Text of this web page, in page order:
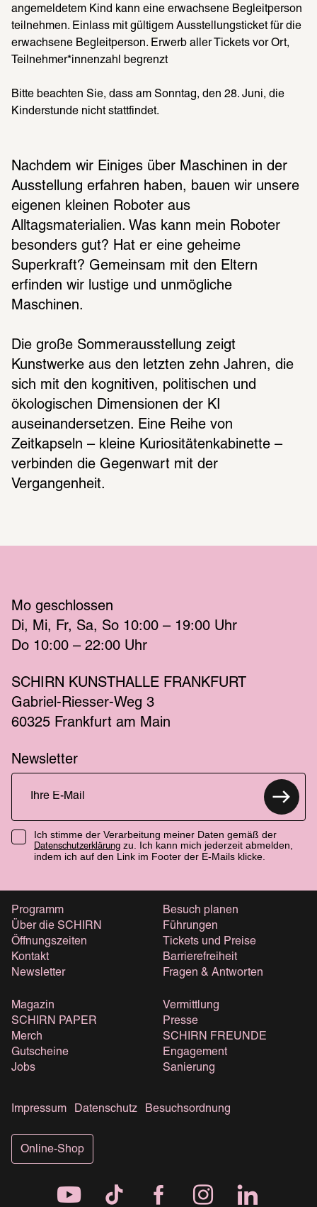
angemeldetem Kind kann eine erwachsene Begleitperson
teilnehmen. Einlass mit gültigem Ausstellungsticket für die
erwachsene Begleitperson. Erwerb aller Tickets vor Ort,
Teilnehmer*innenzahl begrenzt
Bitte beachten Sie, dass am Sonntag, den 28. Juni, die
Kinderstunde nicht stattfindet.
Nachdem wir Einiges über Maschinen in der
Ausstellung erfahren haben, bauen wir unsere
eigenen kleinen Roboter aus
Alltagsmaterialien. Was kann mein Roboter
besonders gut? Hat er eine geheime
Superkraft? Gemeinsam mit den Eltern
erfinden wir lustige und unmögliche
Maschinen.
Die große Sommerausstellung zeigt
Kunstwerke aus den letzten zehn Jahren, die
sich mit den kognitiven, politischen und
ökologischen Dimensionen der KI
auseinandersetzen. Eine Reihe von
Zeitkapseln – kleine Kuriositätenkabinette –
verbinden die Gegenwart mit der
Vergangenheit.
Mo geschlossen
Di
Mi Fr Sa So 10:00 – 19:00 Uhr
Do 10:00 – 22:00 Uhr
SCHIRN KUNSTHALLE FRANKFURT
Gabriel-Riesser-Weg 3
60325 Frankfurt am Main
Newsletter
Ich stimme der Verarbeitung meiner Daten gemäß der
Datenschutzerklärung zu. Ich kann mich jederzeit abmelden,
indem ich auf den Link im Footer der E-Mails klicke.
Programm
Über die SCHIRN
Öffnungszeiten
Kontakt
Newsletter
Besuch planen
Führungen
Tickets und Preise
Barrierefreiheit
Fragen & Antworten
Magazin
SCHIRN PAPER
Merch
Gutscheine
Jobs
Vermittlung
Presse
SCHIRN FREUNDE
Engagement
Sanierung
Impressum Datenschutz Besuchsordnung
Online-Shop